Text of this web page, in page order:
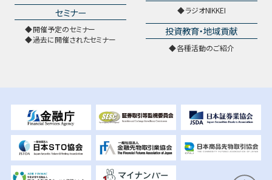
セミナー
開催予定のセミナー
過去に開催されたセミナー
ラジオNIKKEI
投資教育・地域貢献
各種活動のご紹介